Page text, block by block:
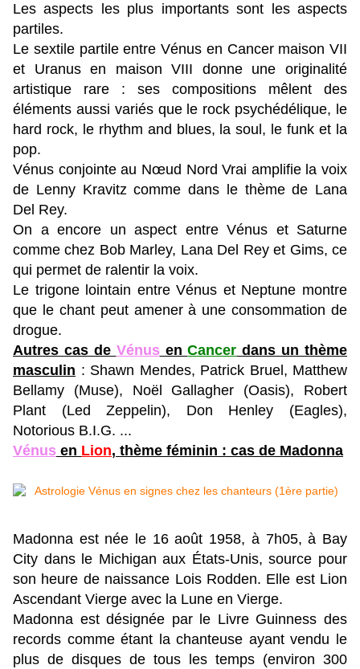
Les aspects les plus importants sont les aspects
partiles.
Le sextile partile entre Vénus en Cancer maison VII
et Uranus en maison VIII donne une originalité
artistique rare : ses compositions mêlent des
éléments aussi variés que le rock psychédélique, le
hard rock, le rhythm and blues, la soul, le funk et la
pop.
Vénus conjointe au Nœud Nord Vrai amplifie la voix
de Lenny Kravitz comme dans le thème de Lana
Del Rey.
On a encore un aspect entre Vénus et Saturne
comme chez Bob Marley, Lana Del Rey et Gims, ce
qui permet de ralentir la voix.
Le trigone lointain entre Vénus et Neptune montre
que le chant peut amener à une consommation de
drogue.
Autres cas de VénusenCancer dans un thème
masculin : Shawn Mendes, Patrick Bruel, Matthew
Bellamy (Muse), Noël Gallagher (Oasis), Robert
Plant (Led Zeppelin), Don Henley (Eagles),
Notorious B.I.G. ...
Vénus en Lion, thème féminin : cas de Madonna
Madonna est née le 16 août 1958, à 7h05, à Bay
City dans le Michigan aux États-Unis, source pour
son heure de naissance Lois Rodden. Elle est Lion
Ascendant Vierge avec la Lune en Vierge.
Madonna est désignée par le Livre Guinness des
records comme étant la chanteuse ayant vendu le
plus de disques de tous les temps (environ 300